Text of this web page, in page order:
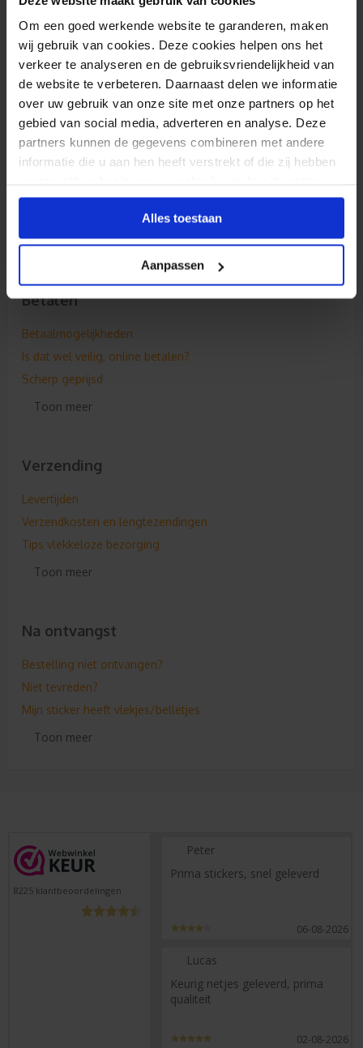
Om een goed werkende website te garanderen, maken
wij gebruik van cookies. Deze cookies helpen ons het
verkeer te analyseren en de gebruiksvriendelijkheid van
de website te verbeteren. Daarnaast delen we informatie
over uw gebruik van onze site met onze partners op het
gebied van social media, adverteren en analyse. Deze
partners kunnen de gegevens combineren met andere
informatie die u aan hen heeft verstrekt of die zij hebben
Alles toestaan
Aanpassen
Stockfoto's gebruiken
QR of barcodes toevoegen
Kapitaalhoogte
Kan ik een kleurenfoto zwart/wit maken?
Tekst omzetten in letteromtrekken
Afleveradres aanpassen
Verzenden naar een ander afleveradres
Ik wil toch graag een ander formaat, wat nu?
Kan ik mijn bestelling annuleren?
Bestellen
Kunnen geprinte kleuren afwijken?
Hoe scherp wordt mijn foto geprint?
Een herbestelling plaatsen
Ga je akkoord?
Toon minder
Betalen
Betaalmogelijkheden
Is dat wel veilig, online betalen?
Scherp geprijsd
Intracommunautaire levering
Toon meer
Verzending
Levertijden
Verzendkosten en lengtezendingen
Tips vlekkeloze bezorging
Aflevermogelijkheden
In welke landen leveren jullie?
Verzenden naar verschillende adressen
Wanneer vindt de verzending plaats?
Hoe wordt mijn spandoek verzonden?
Toon meer
Na ontvangst
Bestelling niet ontvangen?
Niet tevreden?
Mijn sticker heeft vlekjes/belletjes
Te weinig stickers ontvangen?
Toon meer
8225 klantbeoordelingen
Peter
Prima stickers, snel geleverd
06-08-2026
Lucas
Keurig netjes geleverd, prima
qualiteit
02-08-2026